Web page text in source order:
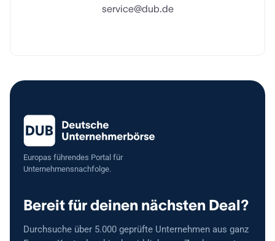
service@dub.de
Europas führendes Portal für
Unternehmensnachfolge.
Bereit für deinen nächsten Deal?
Durchsuche über 5.000 geprüfte Unternehmen aus ganz